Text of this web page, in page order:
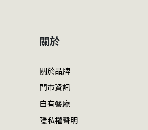
關於
關於品牌
門市資訊
自有餐廳
隱私權聲明